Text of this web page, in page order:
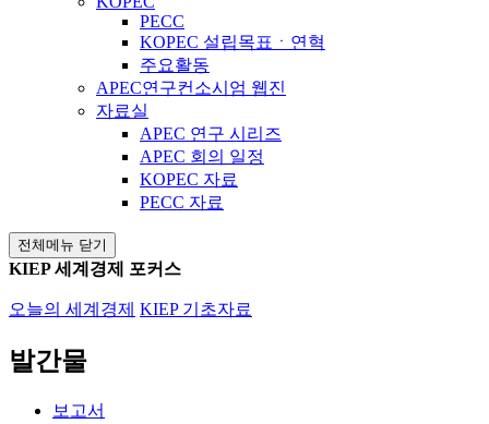
PECC
KOPEC 설립목표ㆍ연혁
주요활동
APEC연구컨소시엄 웹진
자료실
APEC 연구 시리즈
APEC 회의 일정
KOPEC 자료
PECC 자료
전체메뉴 닫기
KIEP 세계경제 포커스
오늘의 세계경제 KIEP 기초자료
발간물
보고서